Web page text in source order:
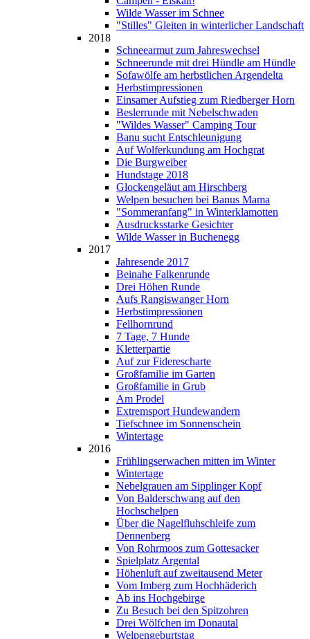
Wilde Wasser im Schnee
"Stilles" Gleiten in winterlicher Landschaft
2018
Schneearmut zum Jahreswechsel
Schneerunde mit drei Hündle am Hündle
Sofawölfe am herbstlichen Argendelta
Herbstimpressionen
Einsamer Aufstieg zum Riedberger Horn
Beslerrunde mit Nebelschwaden
"Wildes Wasser" Camping Tour
Banu sucht Entschleunigung
Auf Wolferkundung am Hochgrat
Die Burgweiber
Hundstage 2018
Glockengeläut am Hirschberg
Welpen besuchen bei Banus Mama
"Sommeranfang" in Winterklamotten
Ausdrucksstarke Gesichter
Wilde Wasser in Buchenegg
2017
Jahresende 2017
Beinahe Falkenrunde
Drei Höhen Runde
Aufs Rangiswanger Horn
Herbstimpressionen
Fellhornrund
7 Tage, 7 Hunde
Kletterpartie
Auf zur Fiderescharte
Großfamilie im Garten
Großfamilie in Grub
Am Prodel
Extremsport Hundewandern
Tiefschnee im Sonnenschein
Wintertage
2016
Frühlingserwachen mitten im Winter
Wintertage
Nebelgrauen am Sipplinger Kopf
Von Balderschwang auf den
Hochschelpen
Über die Nagelfluhschleife zum
Dennenberg
Von Rohrmoos zum Gottesacker
Spielplatz Argental
Höhenluft auf zweitausend Meter
Vom Imberg zum Hochhäderich
Ab ins Hochgebirge
Zu Besuch bei den Spitzohren
Drei Wölfchen im Donautal
Welpengeburtstag